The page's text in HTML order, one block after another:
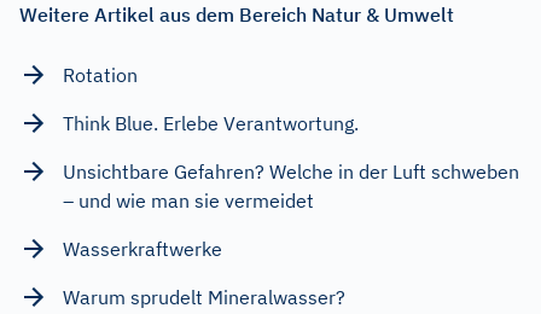
Weitere Artikel aus dem Bereich Natur & Umwelt
Rotation
Think Blue. Erlebe Verantwortung.
Unsichtbare Gefahren? Welche in der Luft schweben
– und wie man sie vermeidet
Wasserkraftwerke
Warum sprudelt Mineralwasser?